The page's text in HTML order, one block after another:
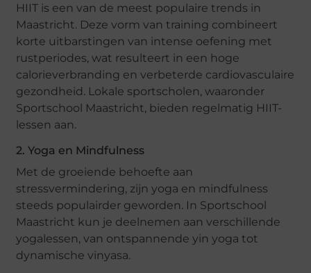
HIIT is een van de meest populaire trends in
Maastricht. Deze vorm van training combineert
korte uitbarstingen van intense oefening met
rustperiodes, wat resulteert in een hoge
calorieverbranding en verbeterde cardiovasculaire
gezondheid. Lokale sportscholen, waaronder
Sportschool Maastricht, bieden regelmatig HIIT-
lessen aan.
2. Yoga en Mindfulness
Met de groeiende behoefte aan
stressvermindering, zijn yoga en mindfulness
steeds populairder geworden. In Sportschool
Maastricht kun je deelnemen aan verschillende
yogalessen, van ontspannende yin yoga tot
dynamische vinyasa.